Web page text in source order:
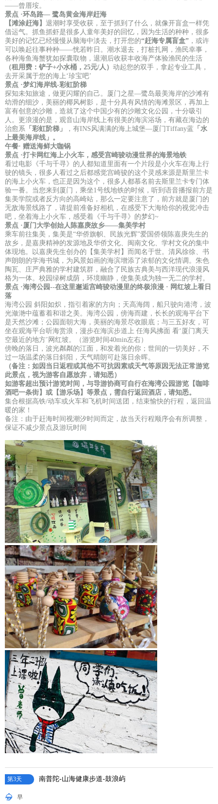
——曾厝垵。
景点 ·环岛路— 鹭岛黄金海岸赶海
【滩涂赶海】 退潮时享受收获，至于抓到了什么，就像开盲盒一样凭
借运气。抓鱼抓虾是很多人童年美好的回忆，因为生活的种种，很多
美好的记忆已经慢慢从脑海中淡去，打开您的“赶海专属盲盒” ，或许
可以唤起往事种种——恍若昨日。潮水退去，打桩扎网，渔民幸事，
各种海鱼海蟹犹如探囊取物，退潮后收获丰收海产体验渔民的生活
（租用费：铲子+小水桶，25元/人） 动起您的双手，拿起专业工具，
去开采属于您的海上‘珍宝吧’
景点 ·梦幻海岸线-彩虹阶梯
探知未知旅途，做更闪耀的自己。厦门之星—鹭岛最美海岸的沙滩有
幼滑的细沙，美丽的椰风树影，是十分具有风情的海滩景区，再加上
富有创意的沙雕，造就了这个中国少有的沙雕文化公园，十分吸引
人。更浪漫的是，观音山海岸线上有很美的海滨浴场，有藏在海边的
治愈系 「彩虹阶梯」 ，有INS风满满的海上城堡—厦门Tiffany蓝 「水
上最美海岸线」。
午餐· 赠送海鲜大咖锅
景点 ·打卡网红海上小火车，感受宫崎骏动漫世界的海景地铁
看过电影《千与千寻》的人都知道里面有一个片段是小火车在海上行
驶的镜头，很多人看过之后都感觉宫崎骏的这个灵感来源是斯里兰卡
的海上小火车，也正是因为这个，很多人都慕名前去斯里兰卡专门体
验一番。当您来到厦门，乘坐1号线地铁的时候，听到语音播报前方是
集美学院或者反方向的高崎站，那么一定要注意了，前方就是厦门的
无敌海景线路了，请提前准备好相机，在感受下大海给你的视觉冲击
吧，坐着海上小火车，感受着《千与千寻》的梦幻~
景点 ·厦门大学创始人陈嘉庚故乡——集美学村
乘车前往集美，集美是“华侨旗帜、民族光辉”爱国侨领陈嘉庚先生的
故乡，是嘉庚精神的发源地及华侨文化、闽南文化、学村文化的集中
体现地。以嘉庚先生创办的【集美学村】而闻名于世。清风徐徐、书
声朗朗的学海书城，为风景如画的海滨增添了浓郁的文化情调。朱色
陶瓦、庄严典雅的学村建筑群，融合了民族古典美与西洋现代浪漫风
格为一体。校园绿树成荫，环境幽静，使集美成为独一无二的学村。
景点 ·海湾公园--在这里邂逅宫崎骏动漫里的终极浪漫 · 网红坡上看日
落
海湾公园 斜阳如炽，指引着家的方向；天高海阔，船只驶向港湾，波
光潋滟中蕴蓄着和谐之美。海湾公园，傍海而建，长长的观海平台下
是天然沙滩；公园面朝大海，美丽的海景尽收眼底；与三五好友，可
坐在观海平台听海赏浪，漫步在海滨步道上 任海风拂面 看‘厦门离天
空最近的地方’网红坡。（游览时间40min左右）
傍晚的落日，波光粼粼的江面，和发着光的你；世间的一切美好，不
过一场温柔的落日斜阳，天气晴朗可赴落日余晖。
（备注：如因当日返程或其他不可抗因素或天气等原因无法正常游览
此景点，视为游客自愿放弃，请知悉）
如游客超出预计游览时间，与导游协商可自行在海湾公园游览【咖啡
酒吧一条街】或【游乐场】等景点，需自行返回酒店，请知悉。
集合根据高铁/动车或火车和飞机时间送团，结束愉快的行程，返回温
暖的家！
备注：由于赶海时间视潮汐时间而定，故当天行程顺序会有所调整，
保证不减少景点及游玩时间
第3天 南普陀-山海健康步道-鼓浪屿
早